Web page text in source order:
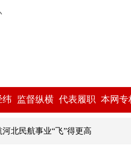
纬 监督纵横 代表履职 本网专
北民航事业“飞”得更高